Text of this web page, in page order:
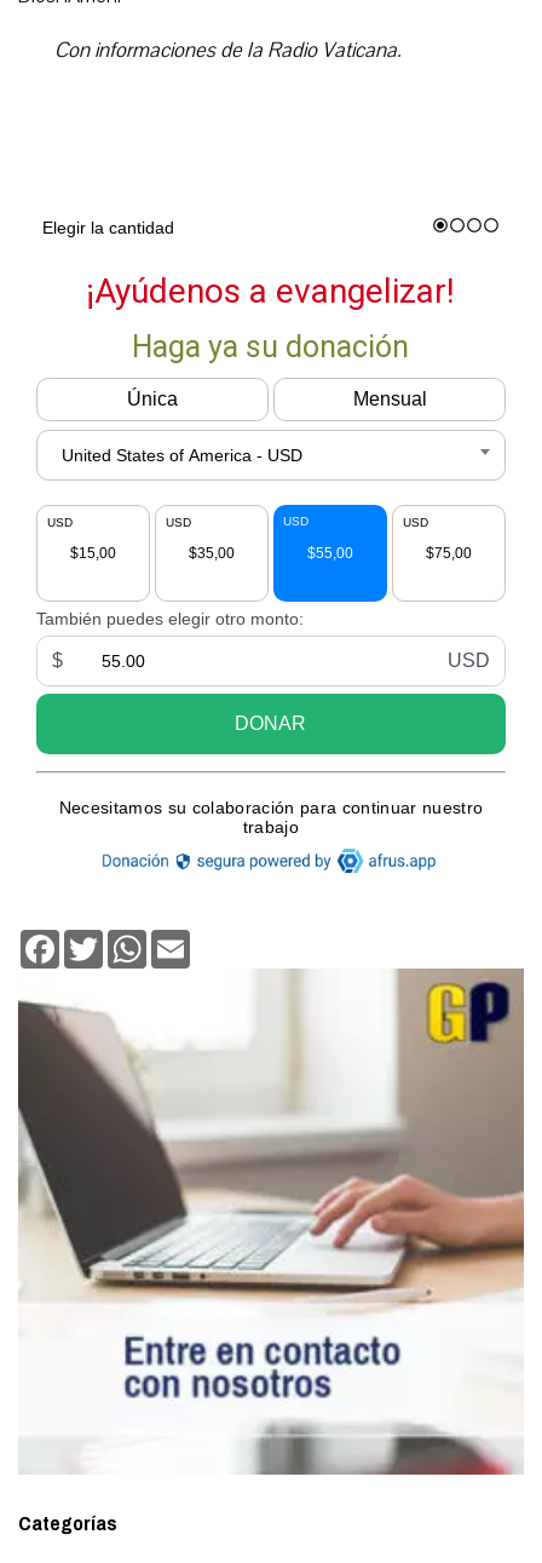
Con informaciones de la Radio Vaticana.
Facebook
TwitterWhatsApp
Categorías